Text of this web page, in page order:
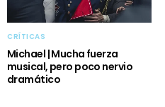
CRÍTICAS
Michael | Mucha fuerza
musical, pero poco nervio
dramático